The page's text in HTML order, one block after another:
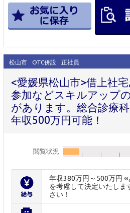
松山市 OTC併設 正社員
<愛媛県松山市>借上社
参加などスキルアップ
があります。総合診療
年収500万円可能！
閲覧状況
年収380万円～500万円
を考慮して決定いたしま
さい！